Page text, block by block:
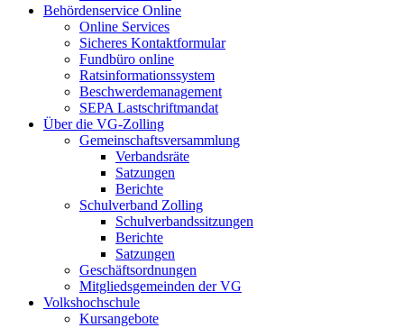
Behördenservice Online
Online Services
Sicheres Kontaktformular
Fundbüro online
Ratsinformationssystem
Beschwerdemanagement
SEPA Lastschriftmandat
Über die VG-Zolling
Gemeinschaftsversammlung
Verbandsräte
Satzungen
Berichte
Schulverband Zolling
Schulverbandssitzungen
Berichte
Satzungen
Geschäftsordnungen
Mitgliedsgemeinden der VG
Volkshochschule
Kursangebote